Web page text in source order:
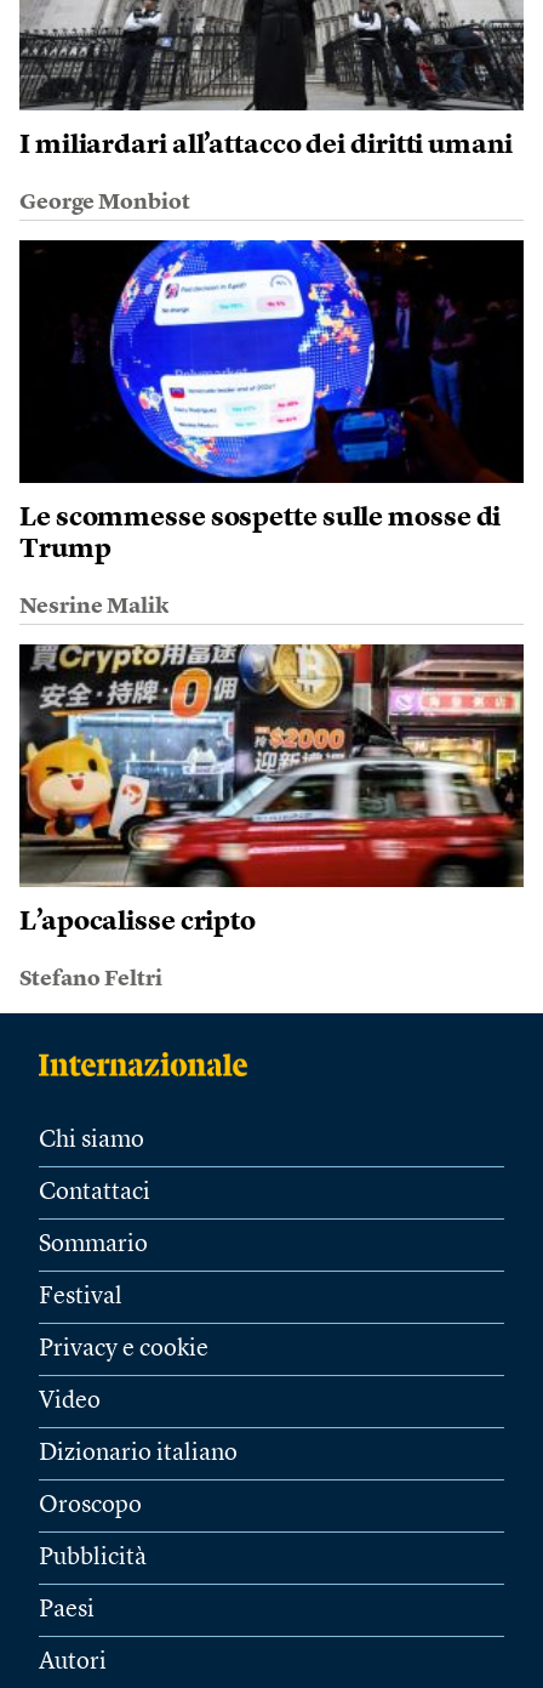
I miliardari all’attacco dei diritti umani
George Monbiot
Le scommesse sospette sulle mosse di
Trump
Nesrine Malik
L’apocalisse cripto
Stefano Feltri
Chi siamo
Contattaci
Sommario
Festival
Privacy e cookie
Video
Dizionario italiano
Oroscopo
Pubblicità
Paesi
Autori